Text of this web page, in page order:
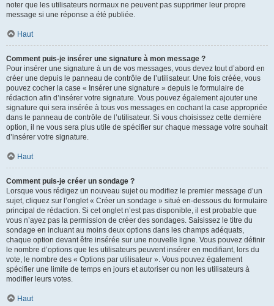
noter que les utilisateurs normaux ne peuvent pas supprimer leur propre
message si une réponse a été publiée.
Haut
Comment puis-je insérer une signature à mon message ?
Pour insérer une signature à un de vos messages, vous devez tout d’abord en
créer une depuis le panneau de contrôle de l’utilisateur. Une fois créée, vous
pouvez cocher la case « Insérer une signature » depuis le formulaire de
rédaction afin d’insérer votre signature. Vous pouvez également ajouter une
signature qui sera insérée à tous vos messages en cochant la case appropriée
dans le panneau de contrôle de l’utilisateur. Si vous choisissez cette dernière
option, il ne vous sera plus utile de spécifier sur chaque message votre souhait
d’insérer votre signature.
Haut
Comment puis-je créer un sondage ?
Lorsque vous rédigez un nouveau sujet ou modifiez le premier message d’un
sujet, cliquez sur l’onglet « Créer un sondage » situé en-dessous du formulaire
principal de rédaction. Si cet onglet n’est pas disponible, il est probable que
vous n’ayez pas la permission de créer des sondages. Saisissez le titre du
sondage en incluant au moins deux options dans les champs adéquats,
chaque option devant être insérée sur une nouvelle ligne. Vous pouvez définir
le nombre d’options que les utilisateurs peuvent insérer en modifiant, lors du
vote, le nombre des « Options par utilisateur ». Vous pouvez également
spécifier une limite de temps en jours et autoriser ou non les utilisateurs à
modifier leurs votes.
Haut